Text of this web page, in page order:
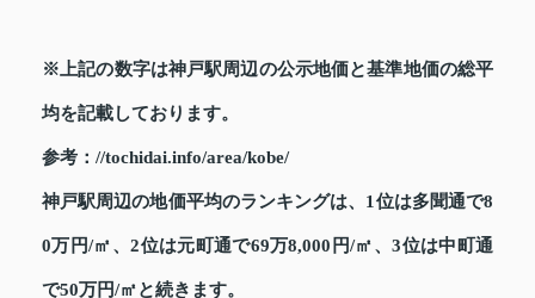
※上記の数字は神戸駅周辺の公示地価と基準地価の総平
均を記載しております。
参考：//tochidai.info/area/kobe/
神戸駅周辺の地価平均のランキングは、1位は多聞通で8
0万円/㎡、2位は元町通で69万8,000円/㎡、3位は中町通
で50万円/㎡と続きます。